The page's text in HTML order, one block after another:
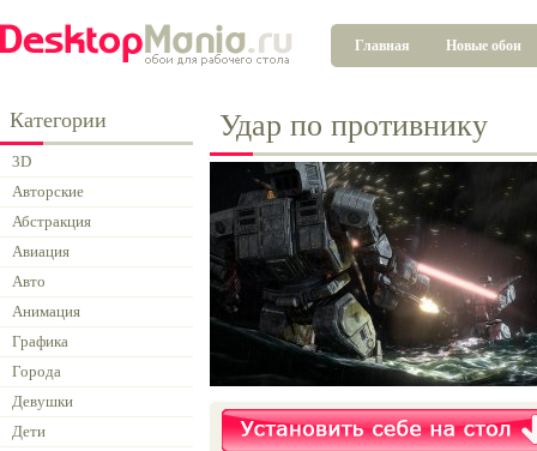
Главная Новые обои
Категории
3D
Авторские
Абстракция
Авиация
Авто
Анимация
Графика
Города
Девушки
Дети
Удар по противнику